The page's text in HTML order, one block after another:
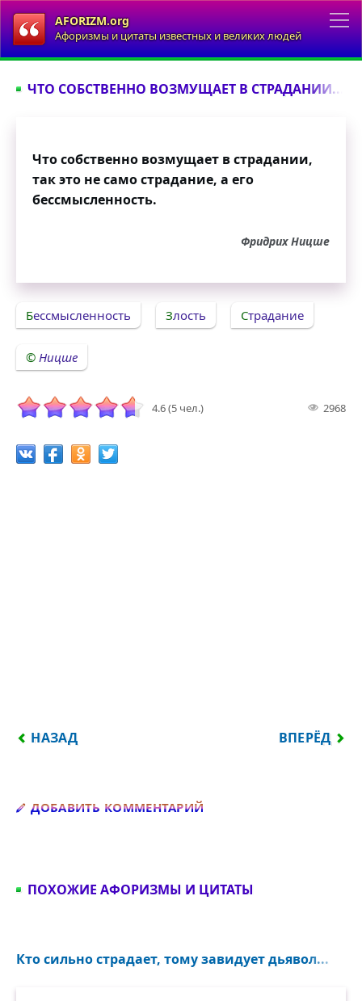
AFORIZM.org
Афоризмы и цитаты известных и великих людей
ЧТО СОБСТВЕННО ВОЗМУЩАЕТ В СТРАДАНИИ...
Что собственно возмущает в страдании,
так это не само страдание, а его
бессмысленность.
Фридрих Ницше
Бессмысленность Злость Страдание
Ницше
4.6 (5 чел.) 2968
ПРЕДЫДУЩИЙ: В МИРЕ БОЛЬШЕ КУМИРОВ,
НАЗАД ВПЕРЁД
ДОБАВИТЬ КОММЕНТАРИЙ
ПОХОЖИЕ АФОРИЗМЫ И ЦИТАТЫ
Кто сильно страдает, тому завидует дьявол...